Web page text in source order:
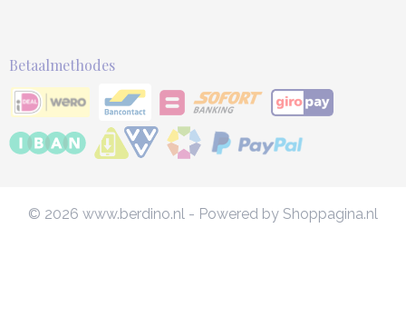
Betaalmethodes
© 2026 www.berdino.nl - Powered by Shoppagina.nl